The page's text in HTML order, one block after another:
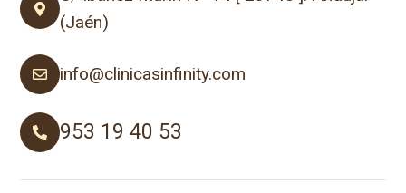
(Jaén)
info@clinicasinfinity.com
953 19 40 53